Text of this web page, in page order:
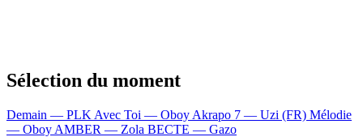
Sélection du moment
Demain — PLK Avec Toi — Oboy Akrapo 7 — Uzi (FR) Mélodie
— Oboy AMBER — Zola BECTE — Gazo